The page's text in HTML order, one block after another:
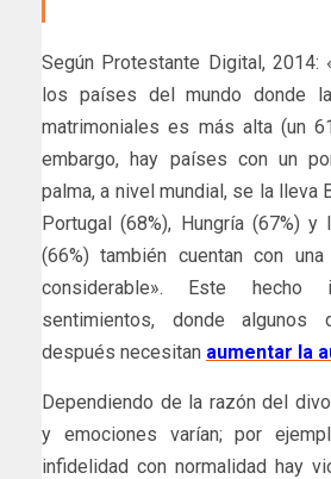
Según Protestante Digital, 2014:
los países del mundo donde
matrimoniales es más alta (un
embargo, hay países con un
palma, a nivel mundial, se la lleva
Portugal (68%), Hungría (67%) y
(66%) también cuentan con
considerable». Este hecho
sentimientos, donde
después necesitan aumentar la
Dependiendo de la razón del
y emociones varían; por
infidelidad con normalidad hay